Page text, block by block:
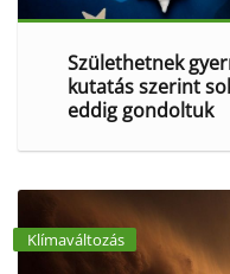
Születhetnek
kutatás szerint
eddig gondoltuk
Klímaváltozás